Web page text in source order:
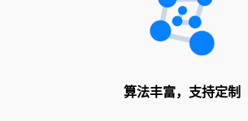
算法丰富，支持定制